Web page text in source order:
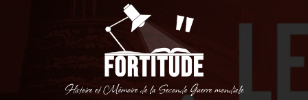
Histoire et Mémoire de la Seconde Guerre mondiale